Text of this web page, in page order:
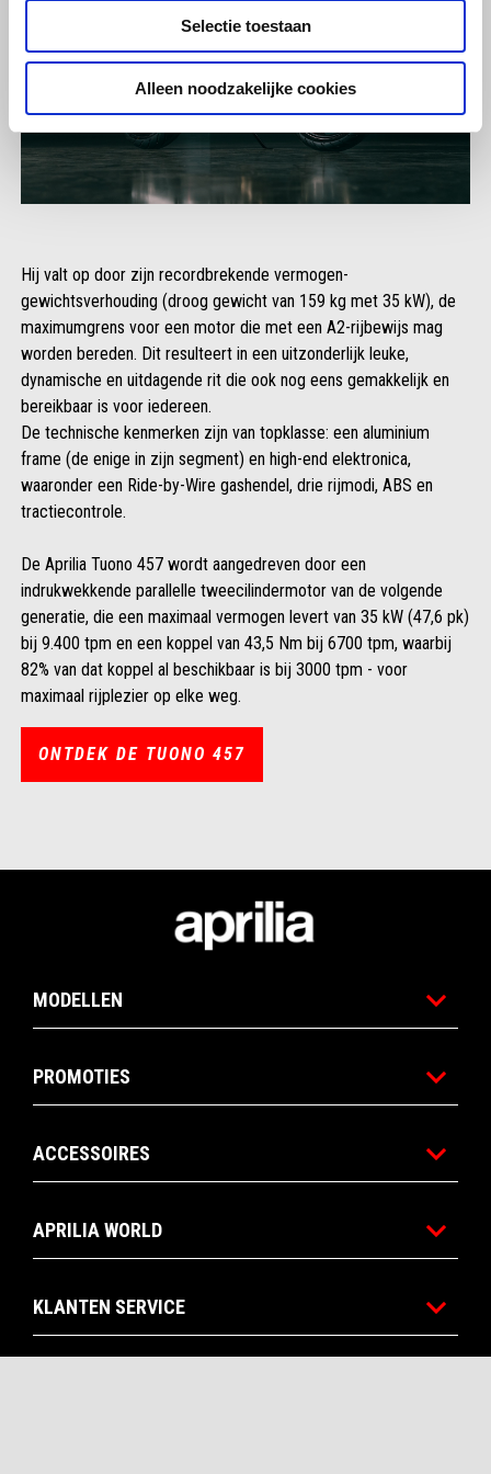
Selectie toestaan
Alleen noodzakelijke cookies
Hij valt op door zijn recordbrekende vermogen-
gewichtsverhouding (droog gewicht van 159 kg met 35 kW), de
maximumgrens voor een motor die met een A2-rijbewijs mag
worden bereden. Dit resulteert in een uitzonderlijk leuke,
dynamische en uitdagende rit die ook nog eens gemakkelijk en
bereikbaar is voor iedereen.
De technische kenmerken zijn van topklasse: een aluminium
frame (de enige in zijn segment) en high-end elektronica,
waaronder een Ride-by-Wire gashendel, drie rijmodi, ABS en
tractiecontrole.
De Aprilia Tuono 457 wordt aangedreven door een
indrukwekkende parallelle tweecilindermotor van de volgende
generatie, die een maximaal vermogen levert van 35 kW (47,6 pk)
bij 9.400 tpm en een koppel van 43,5 Nm bij 6700 tpm, waarbij
82% van dat koppel al beschikbaar is bij 3000 tpm - voor
maximaal rijplezier op elke weg.
ONTDEK DE TUONO 457
MODELLEN
PROMOTIES
ACCESSOIRES
APRILIA WORLD
KLANTEN SERVICE